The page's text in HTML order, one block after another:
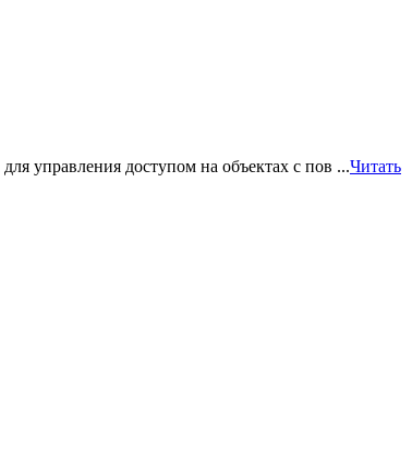
доступом на объектах с пов ...Читать